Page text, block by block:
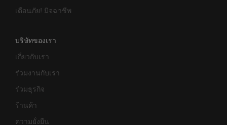
เตือนภัย! มิจฉาชีพ
บริษัทของเรา
เกี่ยวกับเรา
ร่วมงานกับเรา
ร่วมธุรกิจ
ร้านค้า
ความยั่งยืน